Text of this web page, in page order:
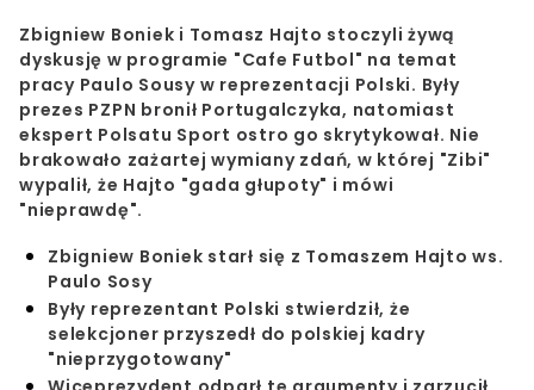
Zbigniew Boniek i Tomasz Hajto stoczyli żywą
dyskusję w programie "Cafe Futbol" na temat
pracy Paulo Sousy w reprezentacji Polski. Były
prezes PZPN bronił Portugalczyka, natomiast
ekspert Polsatu Sport ostro go skrytykował. Nie
brakowało zażartej wymiany zdań, w której "Zibi"
wypalił, że Hajto "gada głupoty" i mówi
"nieprawdę".
Zbigniew Boniek starł się z Tomaszem Hajto ws.
Paulo Sosy
Były reprezentant Polski stwierdził, że
selekcjoner przyszedł do polskiej kadry
"nieprzygotowany"